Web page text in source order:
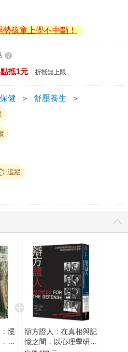
孩童上學不中斷！
?
抵1元 折抵無上限
健 ＞ 舒壓養生
＞
追蹤
慢
重
辯方證人：在真相與記
憶之間，以心理學研究